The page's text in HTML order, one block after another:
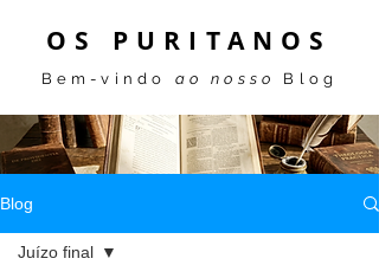
OS PURITANOS
Bem-vindo ao nosso Blog
Blog
Juízo final